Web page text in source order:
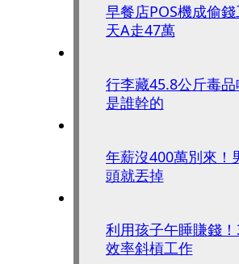
早餐店POS機成偷
天A走47萬
行李藏45.8公斤毒
是誰幹的
年薪沒400萬別來
頭就丟掉
利用孩子午睡賺錢
效率斜槓工作